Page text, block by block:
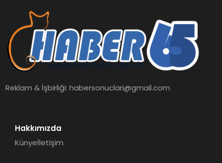
Reklam & İşbirliği:habersonuclari@gmail.com
Hakkımızda
Künyeİletişim